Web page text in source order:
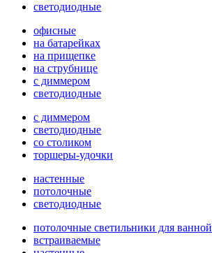
светодиодные
офисные
на батарейках
на прищепке
на струбнице
с диммером
светодиодные
с диммером
светодиодные
со столиком
торшеры-удочки
настенные
потолочные
светодиодные
потолочные светильники для ванной
встраиваемые